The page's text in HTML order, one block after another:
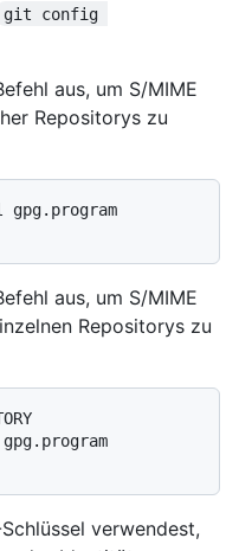
git config
aus, um S/MIME
Repositorys zu
aus, um S/MIME
Repositorys zu
verwendest,